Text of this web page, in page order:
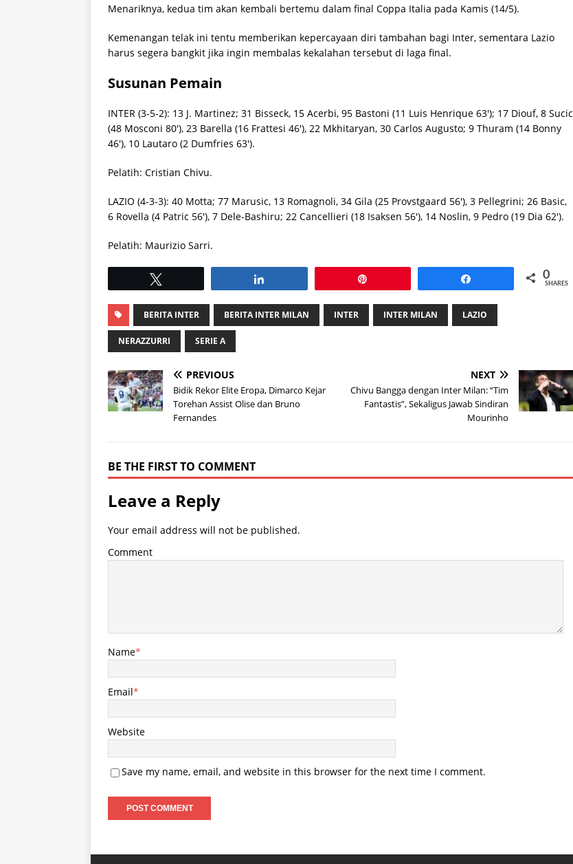
Menariknya, kedua tim akan kembali bertemu dalam final Coppa Italia pada Kamis (14/5).
Kemenangan telak ini tentu memberikan kepercayaan diri tambahan bagi Inter, sementara Lazio
harus segera bangkit jika ingin membalas kekalahan tersebut di laga final.
Susunan Pemain
INTER (3-5-2): 13 J. Martinez; 31 Bisseck, 15 Acerbi, 95 Bastoni (11 Luis Henrique 63′); 17 Diouf, 8 Sucic
(48 Mosconi 80′), 23 Barella (16 Frattesi 46′), 22 Mkhitaryan, 30 Carlos Augusto; 9 Thuram (14 Bonny
46′), 10 Lautaro (2 Dumfries 63′).
Pelatih: Cristian Chivu.
LAZIO (4-3-3): 40 Motta; 77 Marusic, 13 Romagnoli, 34 Gila (25 Provstgaard 56′), 3 Pellegrini; 26 Basic,
6 Rovella (4 Patric 56′), 7 Dele-Bashiru; 22 Cancellieri (18 Isaksen 56′), 14 Noslin, 9 Pedro (19 Dia 62′).
Pelatih: Maurizio Sarri.
0
SHARES
BERITA INTER BERITA INTER MILAN INTER INTER MILAN LAZIO
NERAZZURRI SERIE A
PREVIOUS
Bidik Rekor Elite Eropa, Dimarco Kejar
Torehan Assist Olise dan Bruno
Fernandes
NEXT
Chivu Bangga dengan Inter Milan: “Tim
Fantastis”, Sekaligus Jawab Sindiran
Mourinho
BE THE FIRST TO COMMENT
Leave a Reply
Your email address will not be published.
Comment
Name*
Email*
Website
Save my name, email, and website in this browser for the next time I comment.